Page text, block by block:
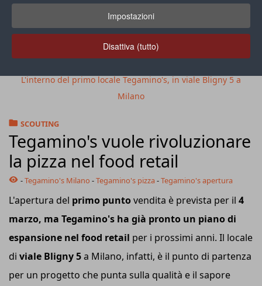
Impostazioni
Disattiva (tutto)
L'interno del primo locale Tegamino's, in viale Bligny 5 a
Milano
SCOUTING
Tegamino's vuole rivoluzionare
la pizza nel food retail
-Tegamino's Milano -Tegamino's pizza -Tegamino's apertura
L'apertura del primo puntovendita è prevista per il 4
marzo, ma Tegamino's ha già pronto un piano di
espansione nel food retail per i prossimi anni. Il locale
di viale Bligny 5a Milano, infatti, è il punto di partenza
per un progetto che punta sulla qualità e il sapore